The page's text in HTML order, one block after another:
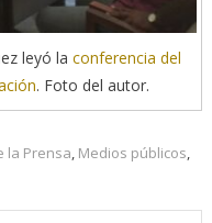
leyó la conferencia del
. Foto del autor.
la Prensa, Medios públicos,